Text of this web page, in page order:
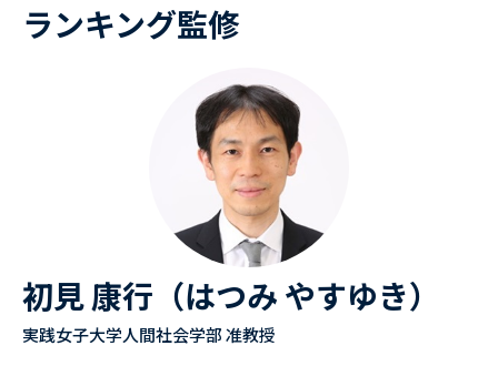
ランキング監修
初見 康行（はつみ やすゆき）
実践女子大学人間社会学部 准教授